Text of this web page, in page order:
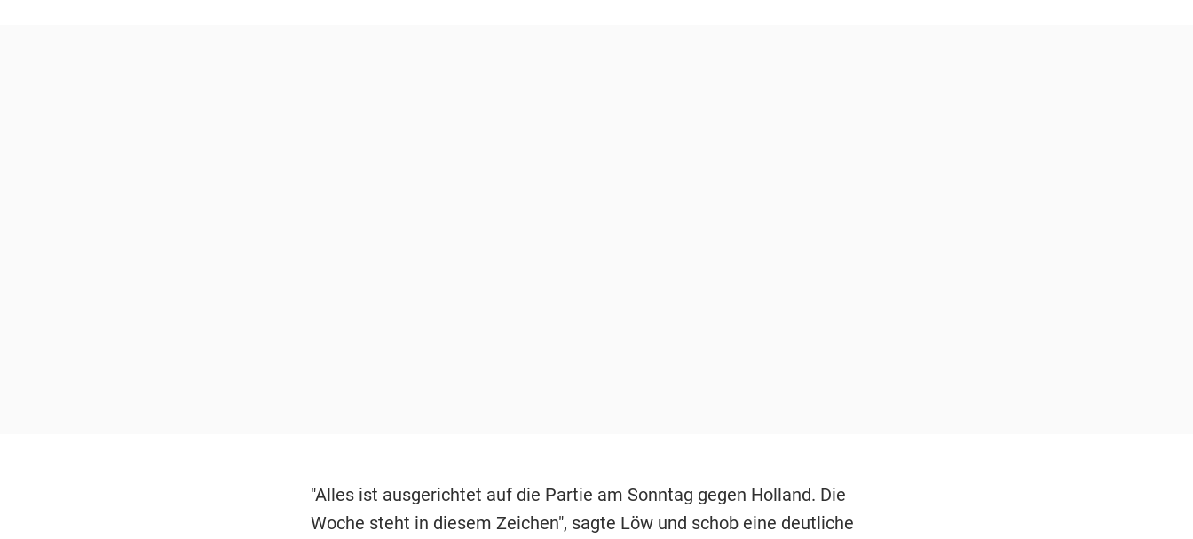
"Alles ist ausgerichtet auf die Partie am Sonntag gegen Holland. Die
Woche steht in diesem Zeichen", sagte Löw und schob eine deutliche